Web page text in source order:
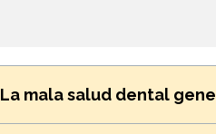
La mala salud dental